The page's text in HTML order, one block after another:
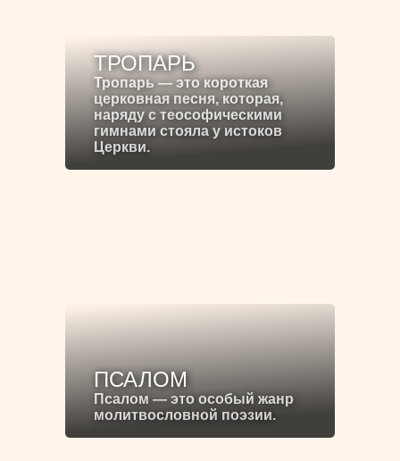
ТРОПАРЬ
Тропарь — это короткая
церковная песня, которая,
наряду с теософическими
гимнами стояла у истоков
Церкви.
ПСАЛОМ
Псалом — это особый жанр
молитвословной поэзии.